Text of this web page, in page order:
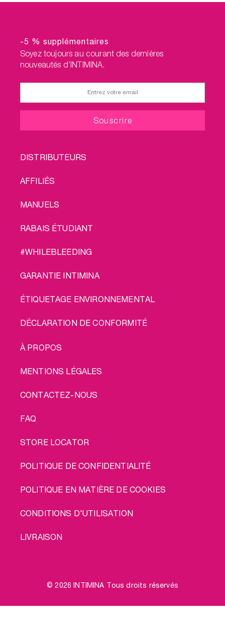
-5 % supplémentaires
Soyez toujours au courant des dernières
nouveautés d’INTIMINA.
FOOTER
DISTRIBUTEURS
AFFILIÉS
MANUELS
RABAIS ÉTUDIANT
#WHILEBLEEDING
GARANTIE INTIMINA
ÉTIQUETAGE ENVIRONNEMENTAL
DÉCLARATION DE CONFORMITÉ
LEGAL
À PROPOS
MENTIONS LÉGALES
CONTACTEZ-NOUS
FAQ
STORE LOCATOR
POLITIQUE DE CONFIDENTIALITÉ
POLITIQUE EN MATIÈRE DE COOKIES
CONDITIONS D'UTILISATION
LIVRAISON
© 2026 INTIMINA Tous droits réservés